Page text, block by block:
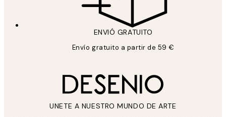
ENVIÓ GRATUITO
Envío gratuito a partir de 59 €
UNETE A NUESTRO MUNDO DE ARTE